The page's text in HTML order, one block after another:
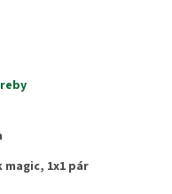
1x1 pár